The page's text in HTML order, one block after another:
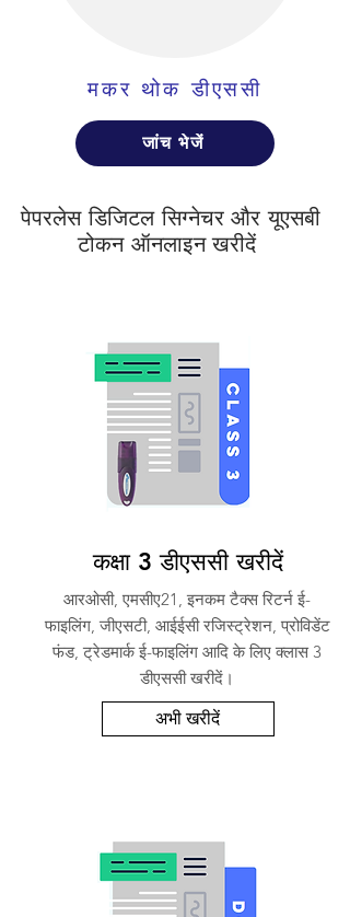
मकर थोक डीएससी
जांच भेजें
पेपरलेस डिजिटल सिग्नेचर और यूएसबी
टोकन ऑनलाइन खरीदें
कक्षा 3 डीएससी खरीदें
आरओसी, एमसीए21, इनकम टैक्स रिटर्न ई-
फाइलिंग, जीएसटी, आईईसी रजिस्ट्रेशन, प्रोविडेंट
फंड, ट्रेडमार्क ई-फाइलिंग आदि के लिए क्लास 3
डीएससी खरीदें।
अभी खरीदें